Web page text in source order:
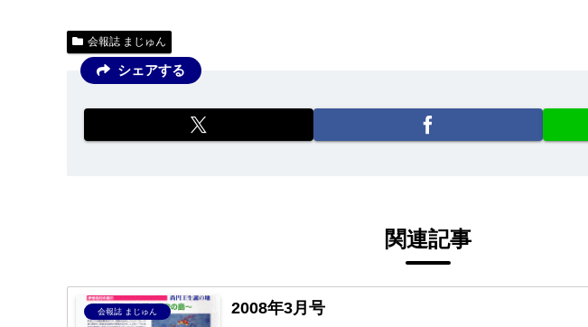
会報誌 まじゅん
シェアする
関連記事
会報誌 まじゅん 2008年3月号